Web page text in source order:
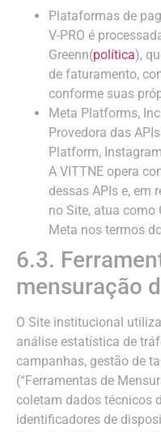
Plataformas de
V-PRO é
Greenn(política),
de faturamento,
conforme suas
Meta Platforms,
Provedora das
Platform,
A VITTNE opera
dessas APIs e, em
no Site, atua como
Meta nos termos
6.3.
mensuração
O Site institucional
análise estatística de
campanhas, gestão de
(“Ferramentas de
coletam dados técnicos
identificadores de